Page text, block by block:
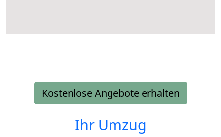
Kostenlose Angebote erhalten
Ihr Umzug